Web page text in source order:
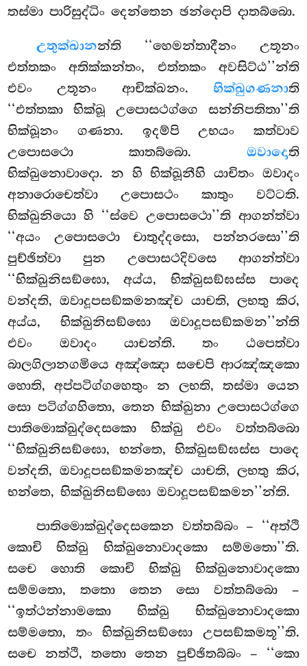
තස්මා පාරිසුද්ධිං දෙන්තෙන ඡන්දොපි දාතබ්බො.
උතුක්ඛානන්ති ‘‘හෙමන්තාදීනං උතූනං
එත්තකං අතික්කන්තං, එත්තකං අවසිට්ඨ’’න්ති
එවං උතූනං ආචික්ඛනං. භික්ඛුගණනාති
‘‘එත්තකා භික්ඛූ උපොසථග්ගෙ සන්නිපතිතා’’ති
භික්ඛූනං ගණනා. ඉදම්පි උභයං කත්වාව
උපොසථො කාතබ්බො. ඔවාදොති
භික්ඛුනොවාදො. න හි භික්ඛූනීහි යාචිතං ඔවාදං
අනාරොචෙත්වා උපොසථං කාතුං වට්ටති.
භික්ඛුනියො හි ‘‘ස්වෙ උපොසථො’’ති ආගන්ත්වා
‘‘අයං උපොසථො චාතුද්දසො, පන්නරසො’’ති
පුච්ඡිත්වා පුන උපොසථදිවසෙ ආගන්ත්වා
‘‘භික්ඛුනිසඞ්ඝො, අය්ය, භික්ඛුසඞ්ඝස්ස පාදෙ
වන්දති, ඔවාදූපසඞ්කමනඤ්ච යාචති, ලභතු කිර,
අය්ය, භික්ඛුනිසඞ්ඝො ඔවාදූපසඞ්කමන’’න්ති
එවං ඔවාදං යාචන්ති. තං ඨපෙත්වා
බාලගිලානගමියෙ අඤ්ඤො සචෙපි ආරඤ්ඤකො
හොති, අප්පටිග්ගහෙතුං න ලභති, තස්මා යෙන
සො පටිග්ගහිතො, තෙන භික්ඛුනා උපොසථග්ගෙ
පාතිමොක්ඛුද්දෙසකො භික්ඛු එවං වත්තබ්බො
‘‘භික්ඛුනිසඞ්ඝො, භන්තෙ, භික්ඛුසඞ්ඝස්ස පාදෙ
වන්දති, ඔවාදූපසඞ්කමනඤ්ච යාචති, ලභතු කිර,
භන්තෙ, භික්ඛුනිසඞ්ඝො ඔවාදූපසඞ්කමන’’න්ති.
පාතිමොක්ඛුද්දෙසකෙන වත්තබ්බං – ‘‘අත්ථි
කොචි භික්ඛු භික්ඛුනොවාදකො සම්මතො’’ති.
සචෙ හොති කොචි භික්ඛු භික්ඛුනොවාදකො
සම්මතො, තතො තෙන සො වත්තබ්බො –
‘‘ඉත්ථන්නාමකො භික්ඛු භික්ඛුනොවාදකො
සම්මතො, තං භික්ඛුනිසඞ්ඝො උපසඞ්කමතූ’’ති.
සචෙ නත්ථි, තතො තෙන පුච්ඡිතබ්බං – ‘‘කො